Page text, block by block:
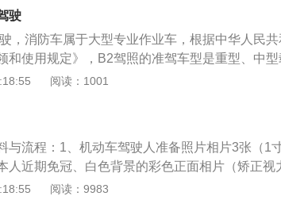
需要a级别的驾照了，比如新能源大巴车、新能
的驾照。根据《道路交通安全法》和《机动车驾
论是驾驶燃油车，还是电动汽车，车主都不能驾
一旦被交警发现，就会受到严厉的处罚，车主就
驶
，消防车属于大型专业作业车，根据中华人民共
和使用规定》，B2驾照的准驾车型是重型、中
车。消防车，又称为救火车，是指根据需要，设
包括中国在内的大部分国家消防部门也会将其用
以运送消防员抵达灾害现场，并为其执行救灾任
常会配备钢梯、水枪、便携式灭火器、自持式呼
工具等装备，部分的还会搭载水箱、水泵、泡沫
地区的消防车外观为红色，但也有部分地区消防
阅读：1001
与流程：1、机动车驾驶人准备照片相片3张（1
人近期免冠、白色背景的彩色正面相片（矫正视
人应当到县级或者部队团级以上医疗机构出具有
阅读：9983